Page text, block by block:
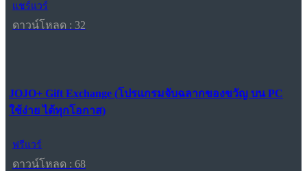
แชร์แวร์
ดาวน์โหลด : 32
JOJO+ Gift Exchange (โปรแกรมจับฉลากของขวัญ บน PC
ใช้ง่าย ได้ทุกโอกาส)
ฟรีแวร์
ดาวน์โหลด : 68